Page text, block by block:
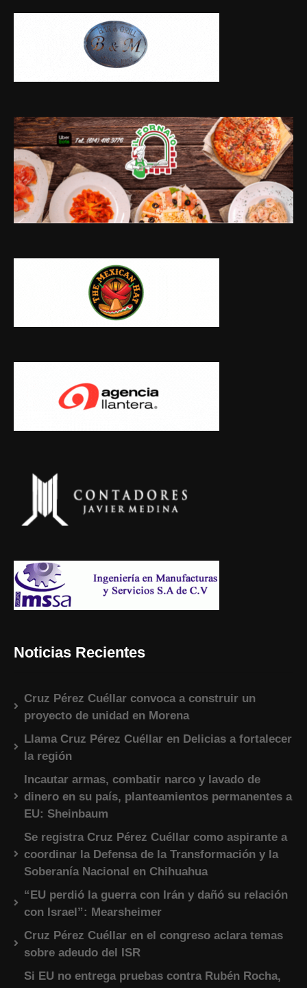
Noticias Recientes
Cruz Pérez Cuéllar convoca a construir un
proyecto de unidad en Morena
Llama Cruz Pérez Cuéllar en Delicias a fortalecer
la región
Incautar armas, combatir narco y lavado de
dinero en su país, planteamientos permanentes a
EU: Sheinbaum
Se registra Cruz Pérez Cuéllar como aspirante a
coordinar la Defensa de la Transformación y la
Soberanía Nacional en Chihuahua
“EU perdió la guerra con Irán y dañó su relación
con Israel”: Mearsheimer
Cruz Pérez Cuéllar en el congreso aclara temas
sobre adeudo del ISR
Si EU no entrega pruebas contra Rubén Rocha,